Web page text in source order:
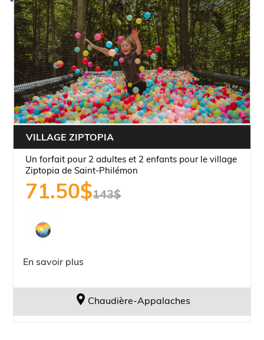
VILLAGE ZIPTOPIA
Un forfait pour 2 adultes et 2 enfants pour le village
Ziptopia de Saint-Philémon
71.50$143$
Le
initial
Le
actuel
En savoir plus
Chaudière-Appalaches